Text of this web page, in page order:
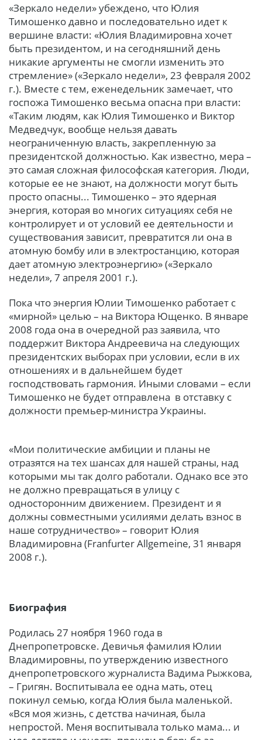
«Зеркало недели» убеждено, что Юлия
Тимошенко давно и последовательно идет к
вершине власти: «Юлия Владимировна хочет
быть президентом, и на сегодняшний день
никакие аргументы не смогли изменить это
стремление» («Зеркало недели», 23 февраля 2002
г.). Вместе с тем, еженедельник замечает, что
госпожа Тимошенко весьма опасна при власти:
«Таким людям, как Юлия Тимошенко и Виктор
Медведчук, вообще нельзя давать
неограниченную власть, закрепленную за
президентской должностью. Как известно, мера –
это самая сложная философская категория. Люди,
которые ее не знают, на должности могут быть
просто опасны... Тимошенко – это ядерная
энергия, которая во многих ситуациях себя не
контролирует и от условий ее деятельности и
существования зависит, превратится ли она в
атомную бомбу или в электростанцию, которая
дает атомную электроэнергию» («Зеркало
недели», 7 апреля 2001 г.).
Пока что энергия Юлии Тимошенко работает с
«мирной» целью – на Виктора Ющенко. В январе
2008 года она в очередной раз заявила, что
поддержит Виктора Андреевича на следующих
президентских выборах при условии, если в их
отношениях и в дальнейшем будет
господствовать гармония. Иными словами – если
Тимошенко не будет отправлена в отставку с
должности премьер-министра Украины.
«Мои политические амбиции и планы не
отразятся на тех шансах для нашей страны, над
которыми мы так долго работали. Однако все это
не должно превращаться в улицу с
односторонним движением. Президент и я
должны совместными усилиями делать взнос в
наше сотрудничество» – говорит Юлия
Владимировна (Franfurter Allgemeine, 31 января
2008 г.).
Биография
Родилась 27 ноября 1960 года в
Днепропетровске. Девичья фамилия Юлии
Владимировны, по утверждению известного
днепропетровского журналиста Вадима Рыжкова,
– Григян. Воспитывала ее одна мать, отец
покинул семью, когда Юлия была маленькой.
«Вся моя жизнь, с детства начиная, была
непростой. Меня воспитывала только мама... и